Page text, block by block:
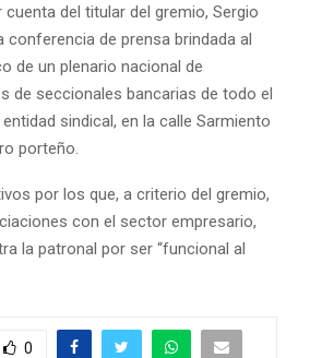
del titular del gremio, Sergio
conferencia de prensa brindada al
de un plenario nacional de
de seccionales bancarias de todo el
sindical, en la calle Sarmiento
porteño.
por los que, a criterio del gremio,
con el sector empresario,
la patronal por ser “funcional al
0